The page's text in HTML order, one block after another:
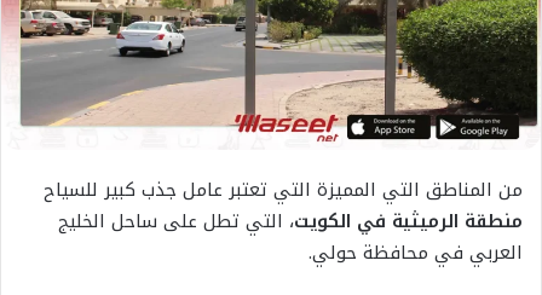
من المناطق التي المميزة التي تعتبر عامل جذب كبير للسياح
منطقة الرميثية في الكويت، التي تطل على ساحل الخليج
العربي في محافظة حولي.